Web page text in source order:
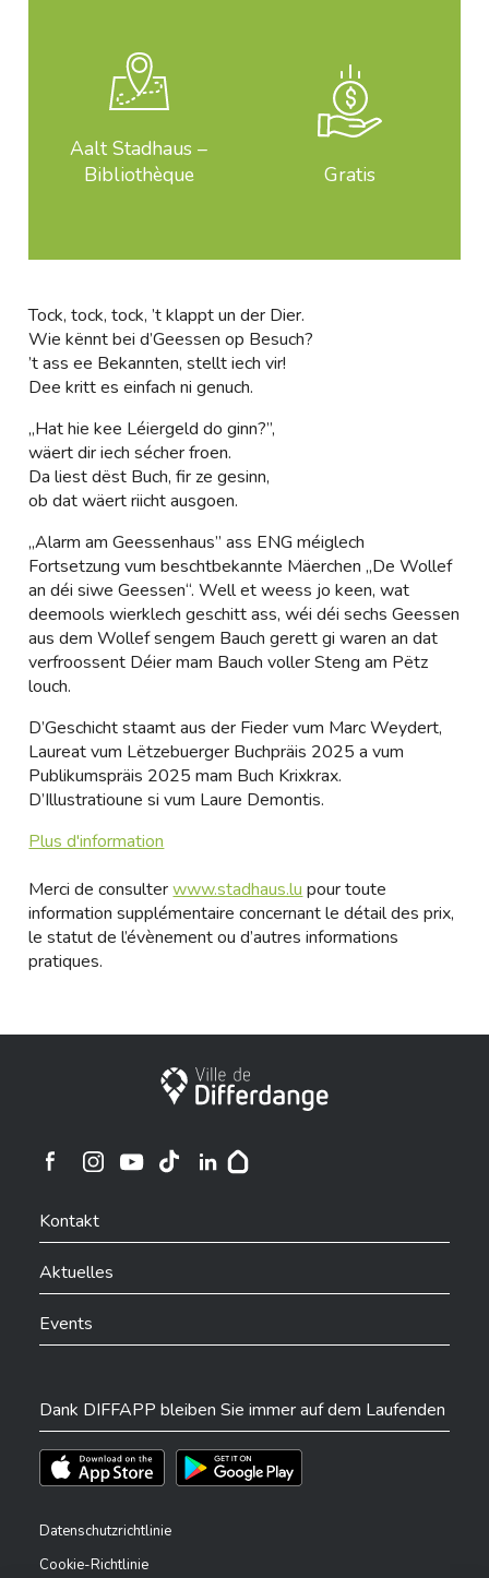
Aalt Stadhaus –
Bibliothèque
Gratis
Tock, tock, tock, ’t klappt un der Dier.
Wie kënnt bei d’Geessen op Besuch?
’t ass ee Bekannten, stellt iech vir!
Dee kritt es einfach ni genuch.
„Hat hie kee Léiergeld do ginn?”,
wäert dir iech sécher froen.
Da liest dëst Buch, fir ze gesinn,
ob dat wäert riicht ausgoen.
„Alarm am Geessenhaus” ass ENG méiglech
Fortsetzung vum beschtbekannte Mäerchen „De Wollef
an déi siwe Geessen“. Well et weess jo keen, wat
deemools wierklech geschitt ass, wéi déi sechs Geessen
aus dem Wollef sengem Bauch gerett gi waren an dat
verfroossent Déier mam Bauch voller Steng am Pëtz
louch.
D’Geschicht staamt aus der Fieder vum Marc Weydert,
Laureat vum Lëtzebuerger Buchpräis 2025 a vum
Publikumspräis 2025 mam Buch Krixkrax.
D’Illustratioune si vum Laure Demontis.
Plus d'information
Merci de consulterwww.stadhaus.lu pour toute
information supplémentaire concernant le détail des prix,
le statut de l’évènement ou d’autres informations
pratiques.
Stadt Differdingen
Ville de Differdange sur Instagram
Kontakt
Aktuelles
Events
Dank DIFFAPP bleiben Sie immer auf dem Laufenden
Téléchargez l'app sur l'App StoreTéléchargez l'app sur Play Store
Datenschutzrichtlinie
Cookie-Richtlinie